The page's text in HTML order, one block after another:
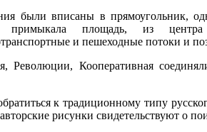
были вписаны в прямоугольник,
примыкала площадь, из
и пешеходные потоки и
Революции, Кооперативная
к традиционному типу
рисунки свидетельствуют о